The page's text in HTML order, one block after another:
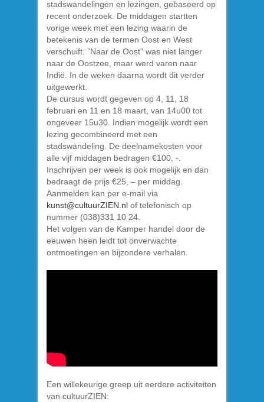
stadswandelingen en lezingen, gebaseerd op
recent onderzoek. De middagen startten
vorige week met een lezing waarin de
betekenis van de termen Oost en West
verschuift. ”Naar de Oost” was niet langer
naar de Oostzee, maar werd varen naar
Indië. In de weken daarna wordt dit verder
uitgewerkt.
De cursus wordt gegeven op 4, 11, 18
februari en 11 en 18 maart, van 14u00 tot
ongeveer 15u30. Indien mogelijk wordt een
lezing gecombineerd met een
stadswandeling. De deelnamekosten voor
alle vijf middagen bedragen €100, -.
Inschrijven per week is ook mogelijk en dan
bedraagt de prijs €25, – per middag.
Aanmelden kan per e-mail via
kunst@cultuurZIEN.nl of telefonisch op
nummer (038)331 10 24.
Het volgen van de Kamper handel door de
eeuwen heen leidt tot onverwachte
ontmoetingen en bijzondere verhalen.
Een willekeurige greep uit eerdere activiteiten
van cultuurZIEN: